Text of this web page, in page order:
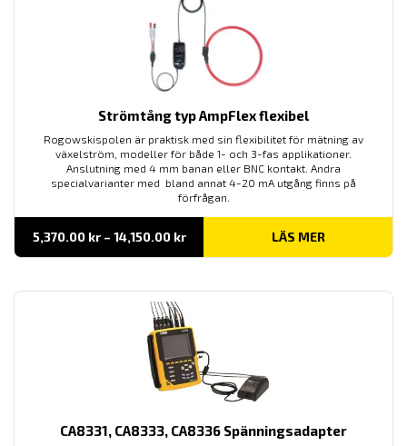
Strömtång typ AmpFlex flexibel
Rogowskispolen är praktisk med sin flexibilitet för mätning av
växelström, modeller för både 1- och 3-fas applikationer.
Anslutning med 4 mm banan eller BNC kontakt. Andra
specialvarianter med bland annat 4-20 mA utgång finns på
förfrågan.
5,370.00 kr – 14,150.00 krPrisintervall:
till
LÄS MER
CA8331, CA8333, CA8336 Spänningsadapter